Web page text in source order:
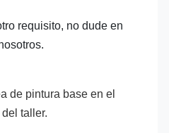
requisito, no dude en
de pintura base en el
taller.